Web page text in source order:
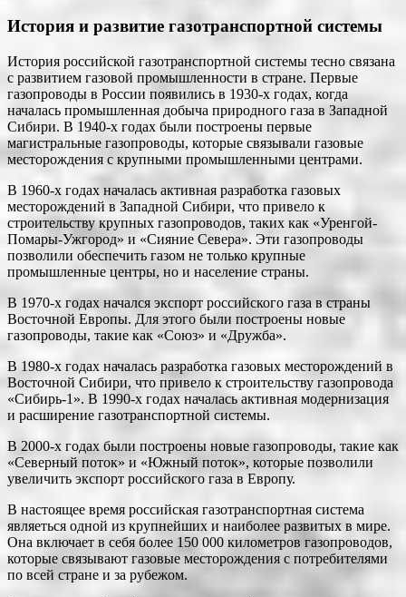
История и развитие газотранспортной системы
История российской газотранспортной системы тесно связана
с развитием газовой промышленности в стране. Первые
газопроводы в России появились в 1930-х годах, когда
началась промышленная добыча природного газа в Западной
Сибири. В 1940-х годах были построены первые
магистральные газопроводы, которые связывали газовые
месторождения с крупными промышленными центрами.
В 1960-х годах началась активная разработка газовых
месторождений в Западной Сибири, что привело к
строительству крупных газопроводов, таких как «Уренгой-
Помары-Ужгород» и «Сияние Севера». Эти газопроводы
позволили обеспечить газом не только крупные
промышленные центры, но и население страны.
В 1970-х годах начался экспорт российского газа в страны
Восточной Европы. Для этого были построены новые
газопроводы, такие как «Союз» и «Дружба».
В 1980-х годах началась разработка газовых месторождений в
Восточной Сибири, что привело к строительству газопровода
«Сибирь-1». В 1990-х годах началась активная модернизация
и расширение газотранспортной системы.
В 2000-х годах были построены новые газопроводы, такие как
«Северный поток» и «Южный поток», которые позволили
увеличить экспорт российского газа в Европу.
В настоящее время российская газотранспортная система
являеться одной из крупнейших и наиболее развитых в мире.
Она включает в себя более 150 000 километров газопроводов,
которые связывают газовые месторождения с потребителями
по всей стране и за рубежом.